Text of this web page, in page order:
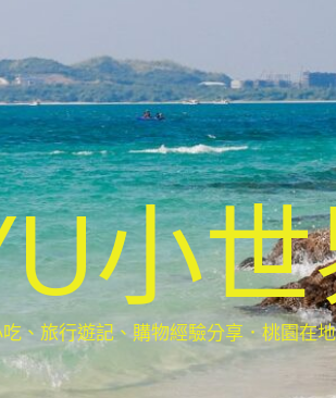
小
、旅行遊記、購物經驗分享．桃園在